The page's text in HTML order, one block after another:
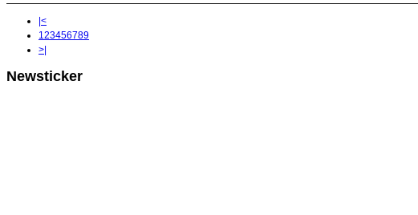
|<
1 23456789
>|
Newsticker